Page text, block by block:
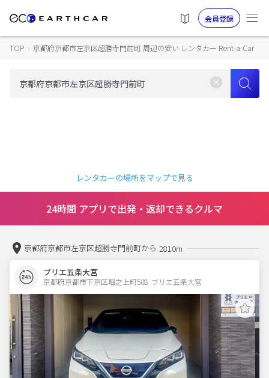
会員登録
TOP › 京都府京都市左京区超勝寺門前町 周辺の安い レンタカー Rent-a-Car
レンタカーの場所をマップで見る
24時間 アプリで出発・返却できるクルマ
京都府京都市左京区超勝寺門前町から 2810m
ブリエ五条大宮
京都府京都市下京区堀之上町508  ブリエ五条大宮